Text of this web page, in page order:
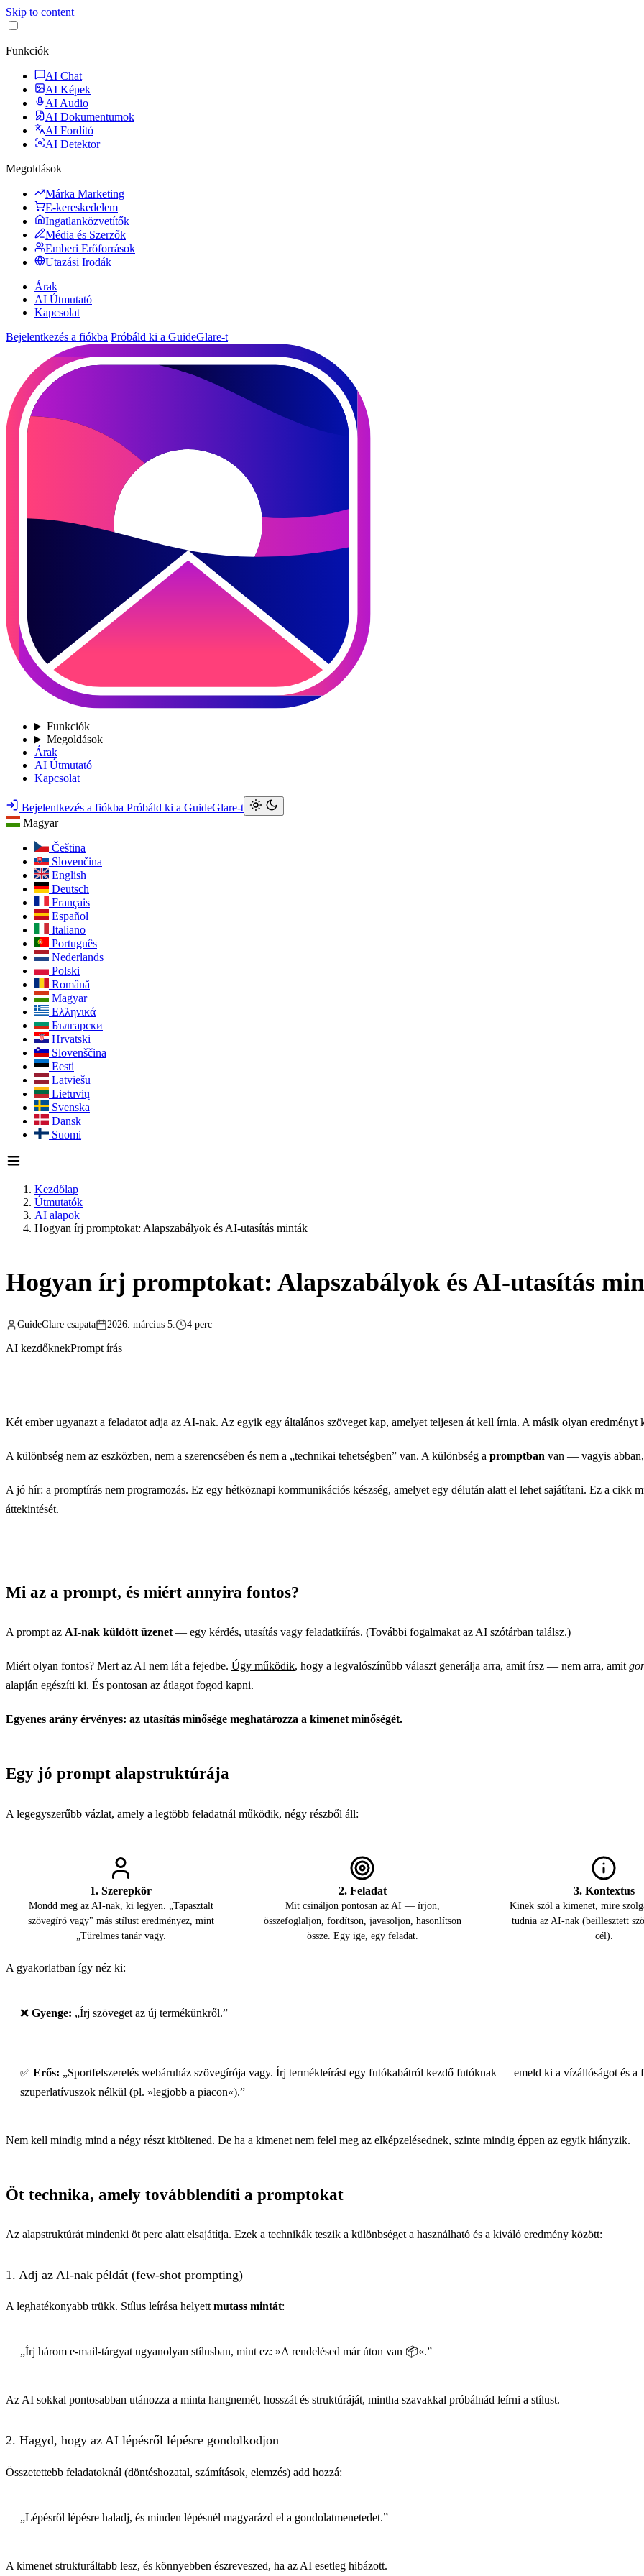
Skip to content
Funkciók
AI Chat
AI Képek
AI Audio
AI Dokumentumok
AI Fordító
AI Detektor
Megoldások
Márka Marketing
E-kereskedelem
Ingatlanközvetítők
Média és Szerzők
Emberi Erőforrások
Utazási Irodák
Árak
AI Útmutató
Kapcsolat
Bejelentkezés a fiókba Próbáld ki a GuideGlare-t
Funkciók
Megoldások
Árak
AI Útmutató
Kapcsolat
Bejelentkezés a fiókba Próbáld ki a GuideGlare-t
Magyar
Čeština
Slovenčina
English
Deutsch
Français
Español
Italiano
Português
Nederlands
Polski
Română
Magyar
Ελληνικά
Български
Hrvatski
Slovenščina
Eesti
Latviešu
Lietuvių
Svenska
Dansk
Suomi
Kezdőlap
Útmutatók
AI alapok
Hogyan írj promptokat: Alapszabályok és AI-utasítás minták
Hogyan írj promptokat: Alapszabályok és AI-utasítás
GuideGlare csapata 2026. március 5. 4 perc
AI kezdőknekPrompt írás
Két ember ugyanazt a feladatot adja az AI-nak. Az egyik egy általános szöveget kap, amelyet teljesen át kell írnia. A másik olyan eredményt
A különbség nem az eszközben, nem a szerencsében és nem a „technikai tehetségben” van. A különbség a promptban van — vagyis
A jó hír: a promptírás nem programozás. Ez egy hétköznapi kommunikációs készség, amelyet egy délután alatt el lehet sajátítani. Ez a cikk
áttekintését.
Mi az a prompt, és miért annyira fontos?
A prompt az AI-nak küldött üzenet— egy kérdés, utasítás vagy feladatkiírás. (További fogalmakat azAI szótárban találsz.)
Miért olyan fontos? Mert az AI nem lát a fejedbe. Úgy működik, hogy a legvalószínűbb választ generálja arra, amit írsz — nem arra, amit
alapján egészíti ki. És pontosan az átlagot fogod kapni.
Egyenes arány érvényes: az utasítás minősége meghatározza a kimenet minőségét.
Egy jó prompt alapstruktúrája
A legegyszerűbb vázlat, amely a legtöbb feladatnál működik, négy részből áll:
1. Szerepkör
Mondd meg az AI-nak, ki legyen. „Tapasztalt
szövegíró vagy" más stílust eredményez, mint
„Türelmes tanár vagy.
2. Feladat
Mit csináljon pontosan az AI — írjon,
összefoglaljon, fordítson, javasoljon, hasonlítson
össze. Egy ige, egy feladat.
3. Kontextus
Kinek szól a kimenet, mire
tudnia az AI-nak (beillesztett
cél).
A gyakorlatban így néz ki:
❌ Gyenge: „Írj szöveget az új termékünkről.”
✅ Erős: „Sportfelszerelés webáruház szövegírója vagy. Írj termékleírást egy futókabátról kezdő futóknak — emeld ki a vízállóságot és a
szuperlatívuszok nélkül (pl. »legjobb a piacon«).”
Nem kell mindig mind a négy részt kitöltened. De ha a kimenet nem felel meg az elképzelésednek, szinte mindig éppen az egyik hiányzik.
Öt technika, amely továbblendíti a promptokat
Az alapstruktúrát mindenki öt perc alatt elsajátítja. Ezek a technikák teszik a különbséget a használható és a kiváló eredmény között:
1. Adj az AI-nak példát (few-shot prompting)
A leghatékonyabb trükk. Stílus leírása helyett mutass mintát:
„Írj három e-mail-tárgyat ugyanolyan stílusban, mint ez: »A rendelésed már úton van 📦«.”
Az AI sokkal pontosabban utánozza a minta hangnemét, hosszát és struktúráját, mintha szavakkal próbálnád leírni a stílust.
2. Hagyd, hogy az AI lépésről lépésre gondolkodjon
Összetettebb feladatoknál (döntéshozatal, számítások, elemzés) add hozzá:
„Lépésről lépésre haladj, és minden lépésnél magyarázd el a gondolatmenetedet.”
A kimenet strukturáltabb lesz, és könnyebben észreveszed, ha az AI esetleg hibázott.